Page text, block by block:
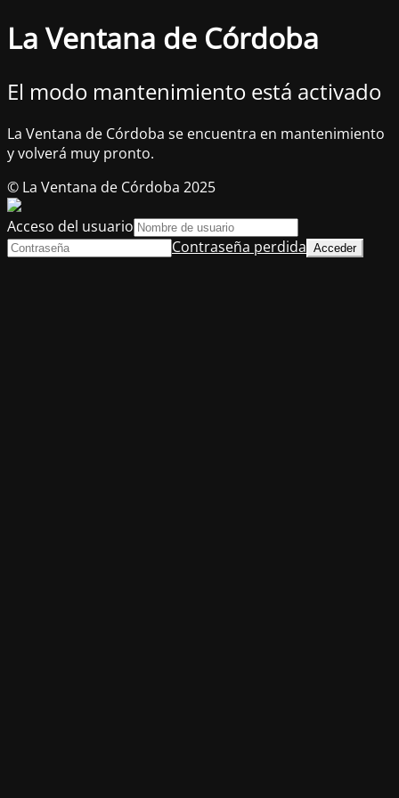
La Ventana de Córdoba
El modo mantenimiento está activado
La Ventana de Córdoba se encuentra en mantenimiento
y volverá muy pronto.
© La Ventana de Córdoba 2025
Acceso del usuario
Contraseña perdida